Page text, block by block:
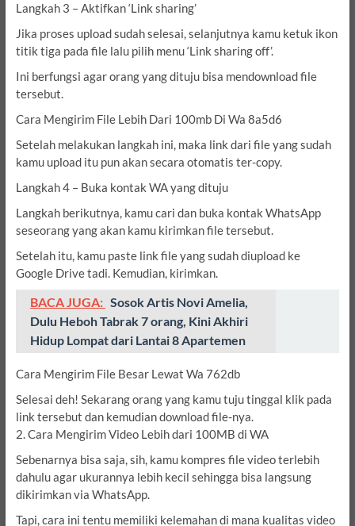
Langkah 3 – Aktifkan ‘Link sharing’
Jika proses upload sudah selesai, selanjutnya kamu ketuk ikon
titik tiga pada file lalu pilih menu ‘Link sharing off’.
Ini berfungsi agar orang yang dituju bisa mendownload file
tersebut.
Cara Mengirim File Lebih Dari 100mb Di Wa 8a5d6
Setelah melakukan langkah ini, maka link dari file yang sudah
kamu upload itu pun akan secara otomatis ter-copy.
Langkah 4 – Buka kontak WA yang dituju
Langkah berikutnya, kamu cari dan buka kontak WhatsApp
seseorang yang akan kamu kirimkan file tersebut.
Setelah itu, kamu paste link file yang sudah diupload ke
Google Drive tadi. Kemudian, kirimkan.
BACA JUGA: Sosok Artis Novi Amelia,
Dulu Heboh Tabrak 7 orang, Kini Akhiri
Hidup Lompat dari Lantai 8 Apartemen
Cara Mengirim File Besar Lewat Wa 762db
Selesai deh! Sekarang orang yang kamu tuju tinggal klik pada
link tersebut dan kemudian download file-nya.
2. Cara Mengirim Video Lebih dari 100MB di WA
Sebenarnya bisa saja, sih, kamu kompres file video terlebih
dahulu agar ukurannya lebih kecil sehingga bisa langsung
dikirimkan via WhatsApp.
Tapi, cara ini tentu memiliki kelemahan di mana kualitas video